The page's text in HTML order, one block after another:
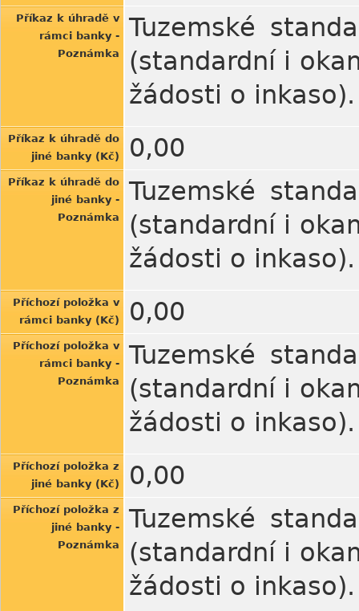
Příkaz k úhradě v
rámci banky -
Poznámka
Tuzemské
(standardní i
žádosti o inkaso).
Příkaz k úhradě do
jiné banky (Kč)
0,00
Příkaz k úhradě do
jiné banky -
Poznámka
Tuzemské
(standardní i
žádosti o inkaso).
Příchozí položka v
rámci banky (Kč)
0,00
Příchozí položka v
rámci banky -
Poznámka
Tuzemské
(standardní i
žádosti o inkaso).
Příchozí položka z
jiné banky (Kč)
0,00
Příchozí položka z
jiné banky -
Poznámka
Tuzemské
(standardní i
žádosti o inkaso).